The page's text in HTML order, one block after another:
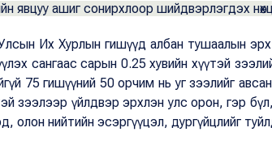
явцуу ашиг сонирхлоор шийдвэрлэгдэх
Их Хурлын гишүүд албан тушаалын эрх
сангаас сарын 0.25 хувийн хүүтэй
75 гишүүний 50 орчим нь уг зээлийг
зээлээр үйлдвэр эрхлэн улс орон, гэр бүл,
олон нийтийн эсэргүүцэл, дургүйцлийг